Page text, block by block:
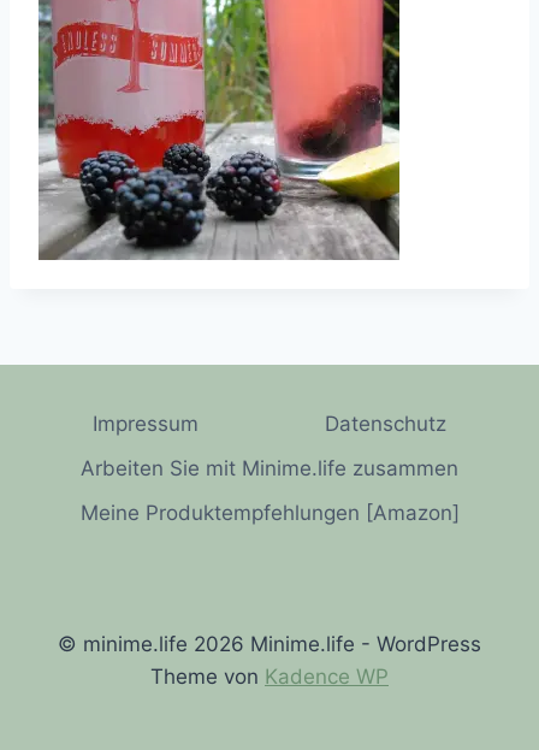
Impressum
Datenschutz
Arbeiten Sie mit Minime.life zusammen
Meine Produktempfehlungen [Amazon]
© minime.life 2026 Minime.life - WordPress
Theme von Kadence WP